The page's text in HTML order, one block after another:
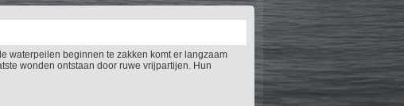
waterpeilen beginnen te zakken komt er langzaam
wonden ontstaan door ruwe vrijpartijen. Hun